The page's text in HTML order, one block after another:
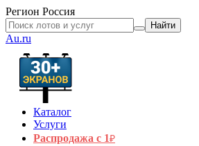
Регион Россия
Найти
Au.ru
Каталог
Услуги
Распродажа с 1₽